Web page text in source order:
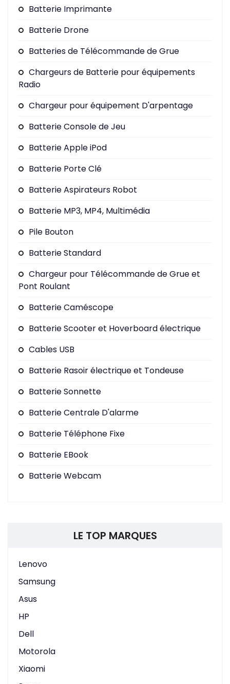
Batterie Imprimante
Batterie Drone
Batteries de Télécommande de Grue
Chargeurs de Batterie pour équipements
Radio
Chargeur pour équipement D'arpentage
Batterie Console de Jeu
Batterie Apple iPod
Batterie Porte Clé
Batterie Aspirateurs Robot
Batterie MP3, MP4, Multimédia
Pile Bouton
Batterie Standard
Chargeur pour Télécommande de Grue et
Pont Roulant
Batterie Caméscope
Batterie Scooter et Hoverboard électrique
Cables USB
Batterie Rasoir électrique et Tondeuse
Batterie Sonnette
Batterie Centrale D'alarme
Batterie Téléphone Fixe
Batterie EBook
Batterie Webcam
LE TOP MARQUES
Lenovo
Samsung
Asus
HP
Dell
Motorola
Xiaomi